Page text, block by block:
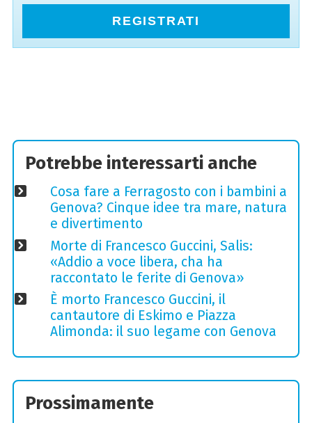
REGISTRATI
Potrebbe interessarti anche
Cosa fare a Ferragosto con i bambini a
Genova? Cinque idee tra mare, natura
e divertimento
Morte di Francesco Guccini, Salis:
«Addio a voce libera, cha ha
raccontato le ferite di Genova»
È morto Francesco Guccini, il
cantautore di Eskimo e Piazza
Alimonda: il suo legame con Genova
Prossimamente